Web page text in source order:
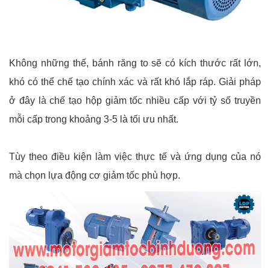
Không những thế, bánh răng to sẽ có kích thước rất lớn,
khó có thể chế tạo chính xác và rất khó lắp ráp. Giải pháp
ở đây là chế tạo hộp giảm tốc nhiều cấp với tỷ số truyền
mỗi cấp trong khoảng 3-5 là tối ưu nhất.
Tùy theo điều kiện làm việc thực tế và ứng dụng của nó
mà chọn lựa động cơ giảm tốc phù hợp.